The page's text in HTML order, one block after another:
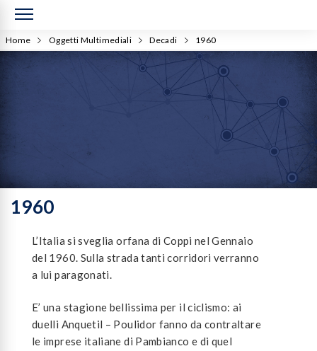
Home Oggetti Multimediali Decadi 1960
1960
L’Italia si sveglia orfana di Coppi nel Gennaio
del 1960. Sulla strada tanti corridori verranno
a lui paragonati.
E’ una stagione bellissima per il ciclismo: ai
duelli Anquetil – Poulidor fanno da contraltare
le imprese italiane di Pambianco e di quel